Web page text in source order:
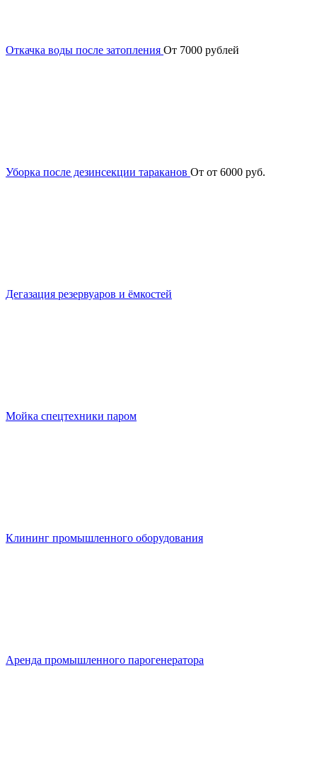
Откачка воды после затопления От 7000 рублей
Уборка после дезинсекции тараканов От от 6000 руб.
Дегазация резервуаров и ёмкостей
Мойка спецтехники паром
Клининг промышленного оборудования
Аренда промышленного парогенератора